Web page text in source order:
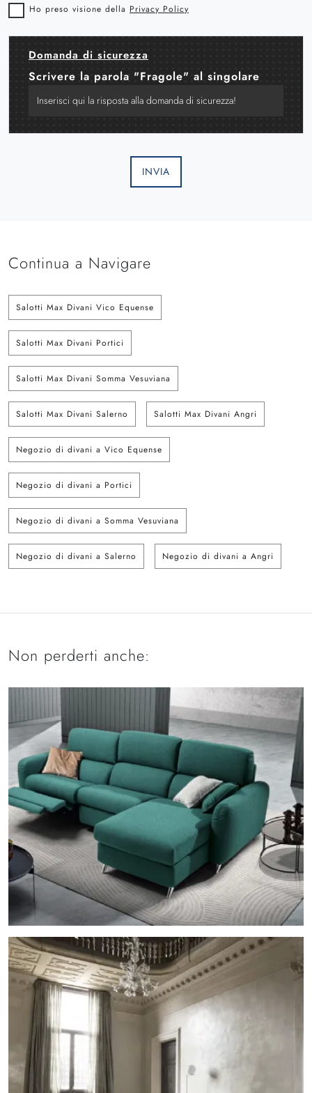
Ho preso visione della Privacy Policy
Domanda di sicurezza
Scrivere la parola "Fragole" al singolare
INVIA
Continua a Navigare
Salotti Max Divani Vico Equense
Salotti Max Divani Portici
Salotti Max Divani Somma Vesuviana
Salotti Max Divani Salerno Salotti Max Divani Angri
Negozio di divani a Vico Equense
Negozio di divani a Portici
Negozio di divani a Somma Vesuviana
Negozio di divani a Salerno Negozio di divani a Angri
Non perderti anche: